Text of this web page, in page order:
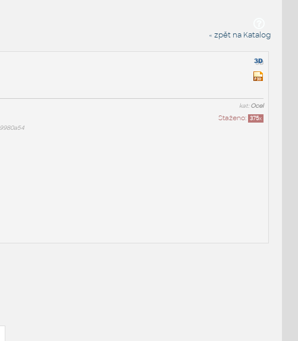
« zpět na Katalog
kat:Ocel
Staženo: 375x